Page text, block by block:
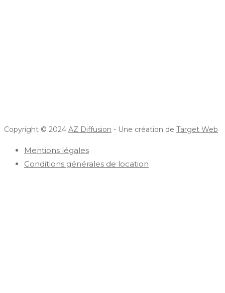
Copyright © 2024 AZ Diffusion - Une création de Target Web
Mentions légales
Conditions générales de location